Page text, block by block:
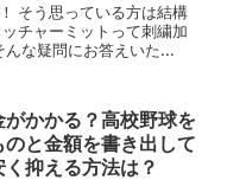
そう思っている方は結構
チャーミットって刺繍加
んな疑問にお答えいた...
がかかる？高校野球を
と金額を書き出して
抑える方法は？